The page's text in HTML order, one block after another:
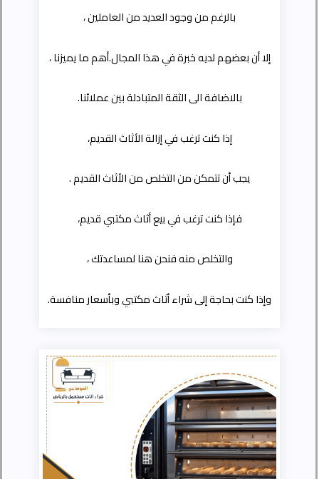
بالرغم من وجود العديد من العاملين ،
إلا أن بعضهم لديه خبرة في هذا المجال.أهم ما يميزنا ،
بالاضافة الى الثقة المتبادلة بين عملائنا.
إذا كنت ترغب في إزالة الأثاث القديم،
يجب أن تتمكن من التخلص من الأثاث القديم .
فإذا كنت ترغب في بيع أثاث مكتبي قديم،
والتخلص منه فنحن هنا لمساعدتك ،
وإذا كنت بحاجة إلى شراء أثاث مكتبي وبأسعار منافسة.